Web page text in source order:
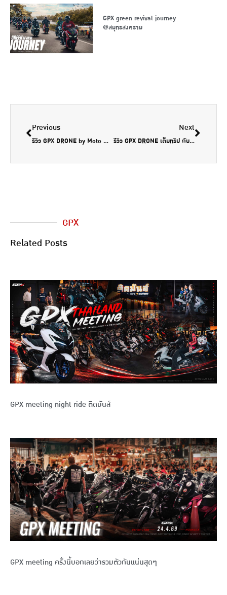
GPX green revival journey
@สมุทรสงคราม
Previous
รีวิว GPX DRONE by Moto Motion
Next
รีวิว GPX DRONE เต็มทริป กับ 7 ข้อโดนๆ…น่าซื้อหรือว่าไม่!!? by MotocrossMagazine
GPX
Related Posts
GPX meeting night ride ติดมันส์
GPX meeting ครั้งนี้บอกเลยว่ารวมตัวกันแน่นสุดๆ